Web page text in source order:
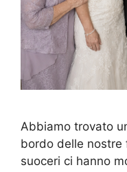
Abbiamo trovato
bordo delle nostre
suoceri ci hanno